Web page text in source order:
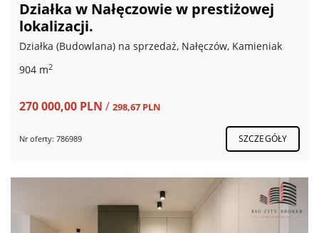
Działka w Nałęczowie w prestiżowej
lokalizacji.
Działka (Budowlana) na sprzedaż, Nałęczów, Kamieniak
904 m2
270 000,00 PLN / 298,67 PLN
Nr oferty: 786989 SZCZEGÓŁY